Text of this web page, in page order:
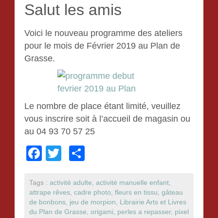
Salut les amis
Voici le nouveau programme des ateliers
pour le mois de Février 2019 au Plan de
Grasse.
Le nombre de place étant limité, veuillez
vous inscrire soit à l’accueil de magasin ou
au 04 93 70 57 25
F
c
e
tt
er
ta
g
Tags : activité adulte, activité manuelle enfant,
attrape rêves, cadre photo, fleurs en tissu, gâteau
de bonbons, jeu de morpion, Librairie Arts et Livres
du Plan de Grasse, origami, perles a repasser, pixel